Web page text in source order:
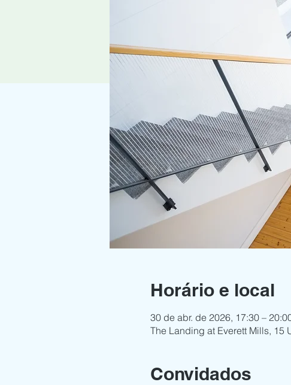
Horário e local
30 de abr. de 2026, 17:30 –
The Landing at Everett Mills, 15
Convidados